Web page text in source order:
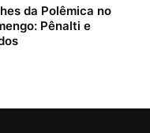
da Polêmica no
Pênalti e